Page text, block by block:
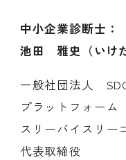
中小企業診断士：
池田 雅史（いけ
一般社団法人
プラットフォー
スリーバイスリ
代表取締役